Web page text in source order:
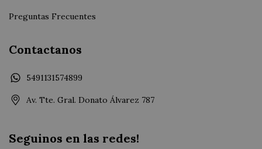
Preguntas Frecuentes
Contactanos
5491131574899
Av. Tte. Gral. Donato Álvarez 787
Seguinos en las redes!